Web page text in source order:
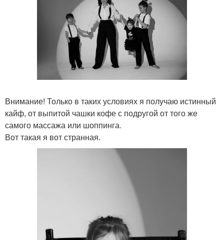
Внимание! Только в таких условиях я получаю истинный
кайф, от выпитой чашки кофе с подругой от того же
самого массажа или шоппинга.
Вот такая я вот странная.